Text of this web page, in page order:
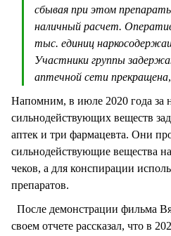
сбывая при этом
наличный расчет.
тыс. единиц
Участники группы
аптечной сети прекращена
Напомним, в июле 2020 года за
сильнодействующих веществ
аптек и три фармацевта. Они
сильнодействующие вещества
чеков, а для конспирации
препаратов.
После демонстрации фильма
своем отчете рассказал, что в